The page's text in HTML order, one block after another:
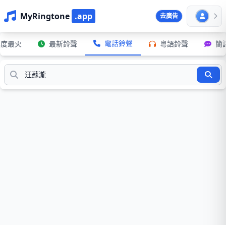
MyRingtone .app 去廣告
最火 最新鈴聲 電話鈴聲 粵語鈴聲 簡